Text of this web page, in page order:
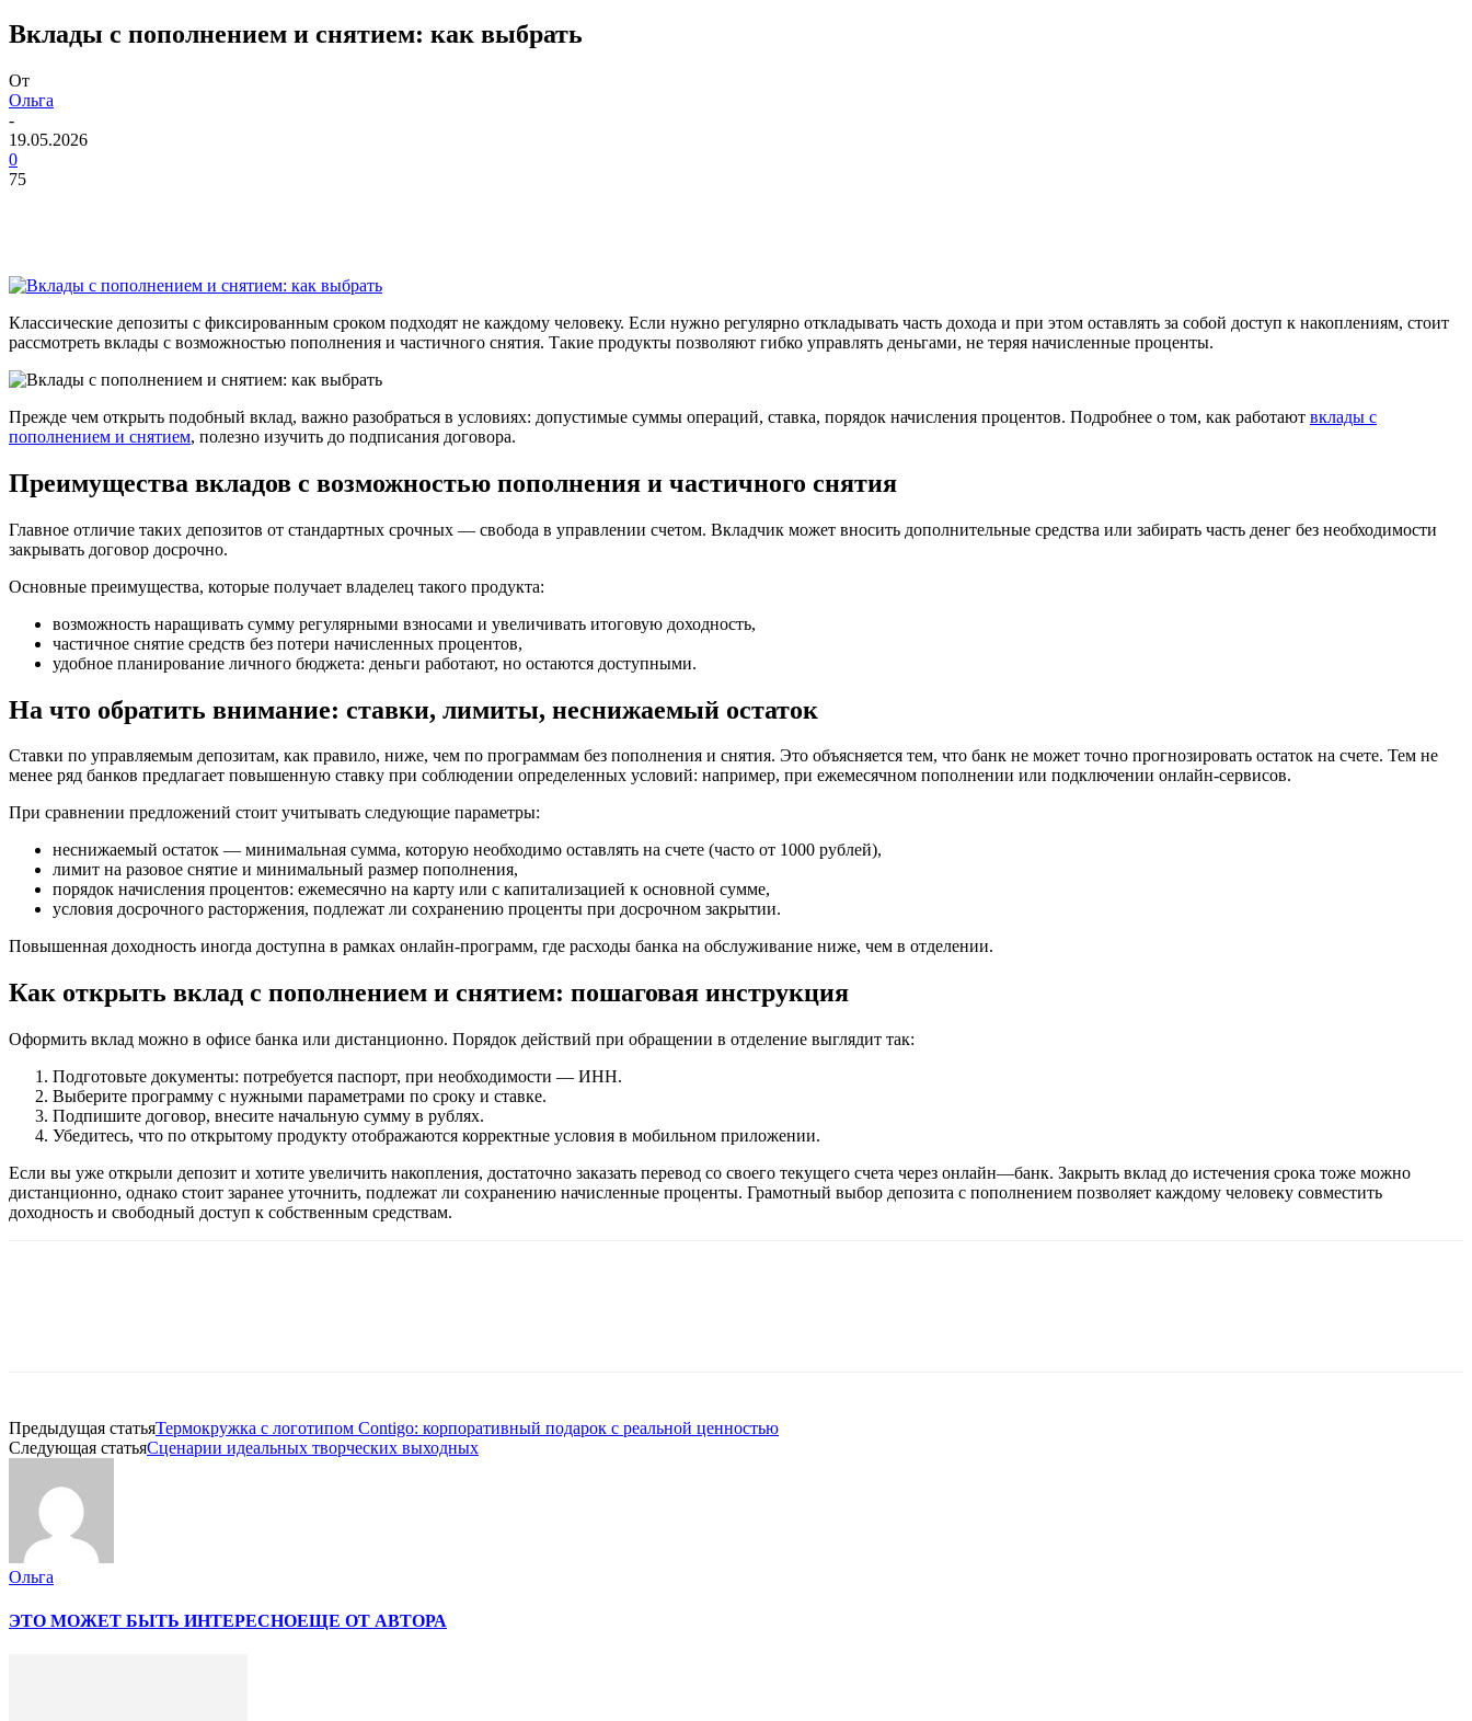
Вклады с пополнением и снятием: как выбрать
От
Ольга
-
19.05.2026
0
75
Классические депозиты с фиксированным сроком подходят не каждому человеку. Если нужно регулярно откладывать часть дохода и при этом оставлять за собой доступ к накоплениям, стоит
рассмотреть вклады с возможностью пополнения и частичного снятия. Такие продукты позволяют гибко управлять деньгами, не теряя начисленные проценты.
Прежде чем открыть подобный вклад, важно разобраться в условиях: допустимые суммы операций, ставка, порядок начисления процентов. Подробнее о том, как работают вклады с
пополнением и снятием, полезно изучить до подписания договора.
Преимущества вкладов с возможностью пополнения и частичного снятия
Главное отличие таких депозитов от стандартных срочных — свобода в управлении счетом. Вкладчик может вносить дополнительные средства или забирать часть денег без необходимости
закрывать договор досрочно.
Основные преимущества, которые получает владелец такого продукта:
возможность наращивать сумму регулярными взносами и увеличивать итоговую доходность,
частичное снятие средств без потери начисленных процентов,
удобное планирование личного бюджета: деньги работают, но остаются доступными.
На что обратить внимание: ставки, лимиты, неснижаемый остаток
Ставки по управляемым депозитам, как правило, ниже, чем по программам без пополнения и снятия. Это объясняется тем, что банк не может точно прогнозировать остаток на счете. Тем не
менее ряд банков предлагает повышенную ставку при соблюдении определенных условий: например, при ежемесячном пополнении или подключении онлайн-сервисов.
При сравнении предложений стоит учитывать следующие параметры:
неснижаемый остаток — минимальная сумма, которую необходимо оставлять на счете (часто от 1000 рублей),
лимит на разовое снятие и минимальный размер пополнения,
порядок начисления процентов: ежемесячно на карту или с капитализацией к основной сумме,
условия досрочного расторжения, подлежат ли сохранению проценты при досрочном закрытии.
Повышенная доходность иногда доступна в рамках онлайн-программ, где расходы банка на обслуживание ниже, чем в отделении.
Как открыть вклад с пополнением и снятием: пошаговая инструкция
Оформить вклад можно в офисе банка или дистанционно. Порядок действий при обращении в отделение выглядит так:
Подготовьте документы: потребуется паспорт, при необходимости — ИНН.
Выберите программу с нужными параметрами по сроку и ставке.
Подпишите договор, внесите начальную сумму в рублях.
Убедитесь, что по открытому продукту отображаются корректные условия в мобильном приложении.
Если вы уже открыли депозит и хотите увеличить накопления, достаточно заказать перевод со своего текущего счета через онлайн—банк. Закрыть вклад до истечения срока тоже можно
дистанционно, однако стоит заранее уточнить, подлежат ли сохранению начисленные проценты. Грамотный выбор депозита с пополнением позволяет каждому человеку совместить
доходность и свободный доступ к собственным средствам.
Предыдущая статьяТермокружка с логотипом Contigo: корпоративный подарок с реальной ценностью
Следующая статьяСценарии идеальных творческих выходных
Ольга
ЭТО МОЖЕТ БЫТЬ ИНТЕРЕСНОЕЩЕ ОТ АВТОРА